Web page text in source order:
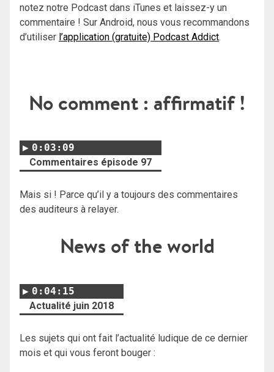
notez notre Podcast dans iTunes et laissez-y un
commentaire ! Sur Android, nous vous recommandons
d’utiliser l’application (gratuite) Podcast Addict.
No comment : affirmatif !
0:03:09
Commentaires épisode 97
Mais si ! Parce qu’il y a toujours des commentaires
des auditeurs à relayer.
News of the world
0:04:15
Actualité juin 2018
Les sujets qui ont fait l’actualité ludique de ce dernier
mois et qui vous feront bouger :